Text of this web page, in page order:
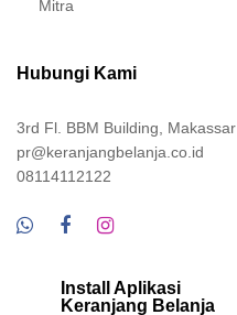
Mitra
Hubungi Kami
3rd Fl. BBM Building, Makassar
pr@keranjangbelanja.co.id
08114112122
Install Aplikasi
Keranjang Belanja